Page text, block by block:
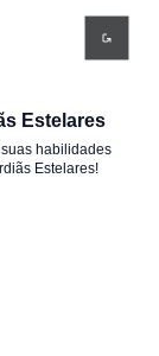
Estelares
habilidades
Estelares!